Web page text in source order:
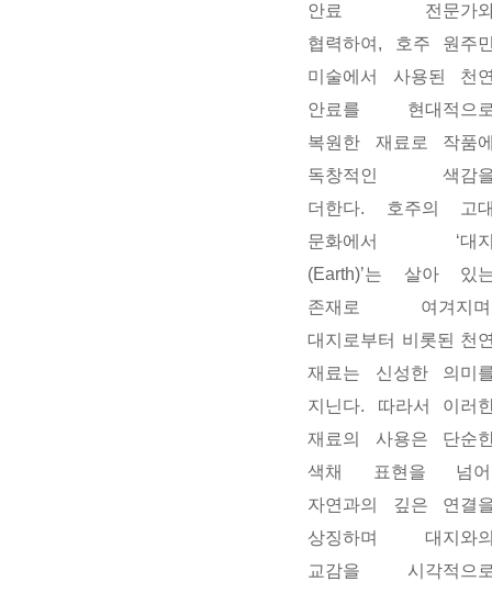
안료
전문가
협력하여 , 호주
원주
미술에서
사용된
천
안료를
현대적으
복원한
재료로
작품
독창적인
색감
더한다. 호주의
고
문화에서
‘대
(Earth)’는 살아
있
존재로
여겨지며
대지로부터 비롯된 천
재료는
신성한
의미
지닌다. 따라서
이러
재료의
사용은
단순
색채
표현을 넘어
자연과의
깊은
연결
상징하며
대지와
교감을
시각적으